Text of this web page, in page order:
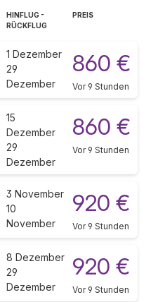
HINFLUG -
RÜCKFLUG
PREIS
1 Dezember
29
Dezember
860 €
Vor 9 Stunden
15
Dezember
29
Dezember
860 €
Vor 9 Stunden
3 November
10
November
920 €
Vor 9 Stunden
8 Dezember
29
Dezember
920 €
Vor 9 Stunden